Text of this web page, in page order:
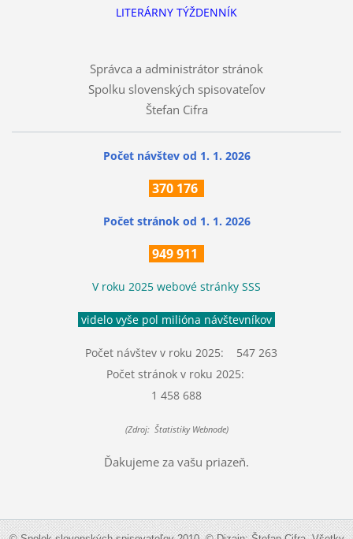
LITERÁRNY TÝŽDENNÍK
Správca a administrátor stránok
Spolku slovenských spisovateľov
Štefan Cifra
Počet návštev od 1. 1. 2026
370 176
Počet stránok od 1. 1. 2026
949 911
V roku 2025 webové stránky SSS
videlo vyše pol milióna návštevníkov
Počet návštev v roku 2025: 547 263
Počet stránok v roku 2025:
1 458 688
(Zdroj: Štatistiky Webnode)
Ďakujeme za vašu priazeň.